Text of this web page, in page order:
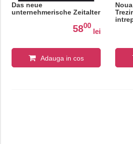
Das neue
unternehmerische Zeitalter
5800
lei
Adauga in cos